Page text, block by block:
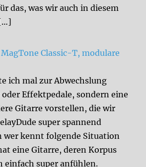
das, was wir auch in diesem
Classic-T, modulare
ich mal zur Abwechslung
oder Effektpedale, sondern eine
Gitarre vorstellen, die wir
super spannend
wer kennt folgende Situation
eine Gitarre, deren Korpus
einfach super anfühlen.